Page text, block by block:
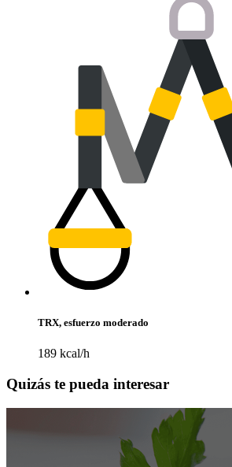
TRX, esfuerzo moderado
189 kcal/h
Quizás te pueda interesar